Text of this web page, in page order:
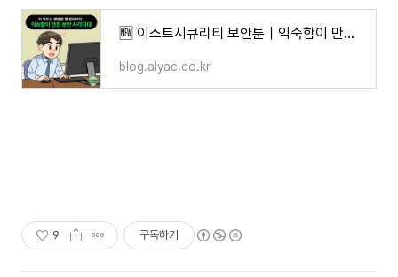
🆕 이스트시큐리티 보안툰｜익숙함이 만든 보안 사고, 우리 회사는 안전할까?
blog.alyac.co.kr
9 구독하기